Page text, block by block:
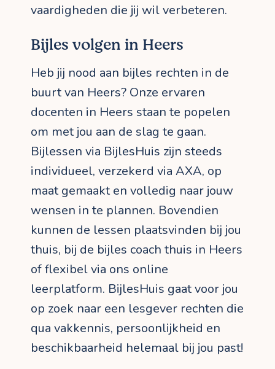
vaardigheden die jij wil verbeteren.
Bijles volgen in Heers
Heb jij nood aan bijles rechten in de
buurt van Heers? Onze ervaren
docenten in Heers staan te popelen
om met jou aan de slag te gaan.
Bijlessen via BijlesHuis zijn steeds
individueel, verzekerd via AXA, op
maat gemaakt en volledig naar jouw
wensen in te plannen. Bovendien
kunnen de lessen plaatsvinden bij jou
thuis, bij de bijles coach thuis in Heers
of flexibel via ons online
leerplatform. BijlesHuis gaat voor jou
op zoek naar een lesgever rechten die
qua vakkennis, persoonlijkheid en
beschikbaarheid helemaal bij jou past!